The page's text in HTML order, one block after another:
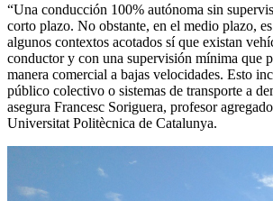
“Una conducción 100% autónoma sin
corto plazo. No obstante, en el medio plazo,
algunos contextos acotados sí que existan
conductor y con una supervisión mínima que
manera comercial a bajas velocidades. Esto
público colectivo o sistemas de transporte a
asegura Francesc Soriguera, profesor
Universitat Politècnica de Catalunya.